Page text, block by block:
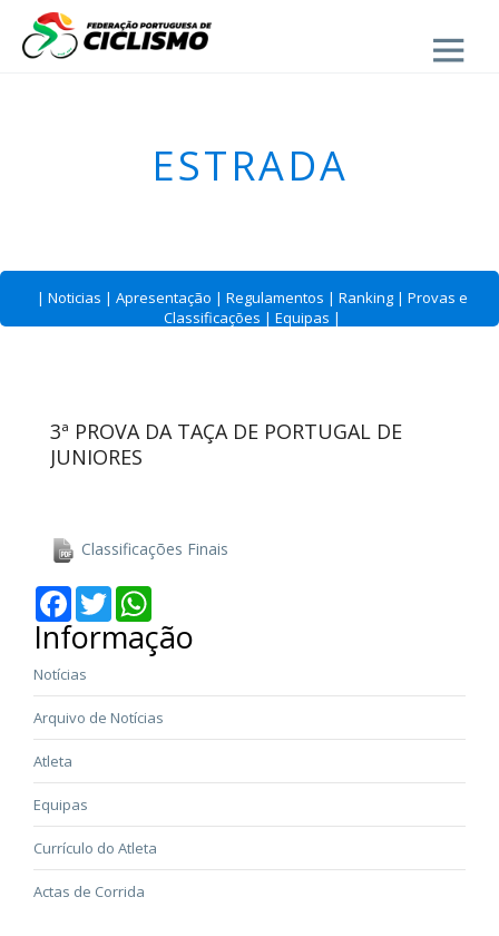
Close
ESTRADA
| Noticias | Apresentação | Regulamentos | Ranking | Provas e
Classificações | Equipas |
3ª PROVA DA TAÇA DE PORTUGAL DE
JUNIORES
Classificações Finais
Facebook
Twitter
Informação
Notícias
Arquivo de Notícias
Atleta
Equipas
Currículo do Atleta
Actas de Corrida